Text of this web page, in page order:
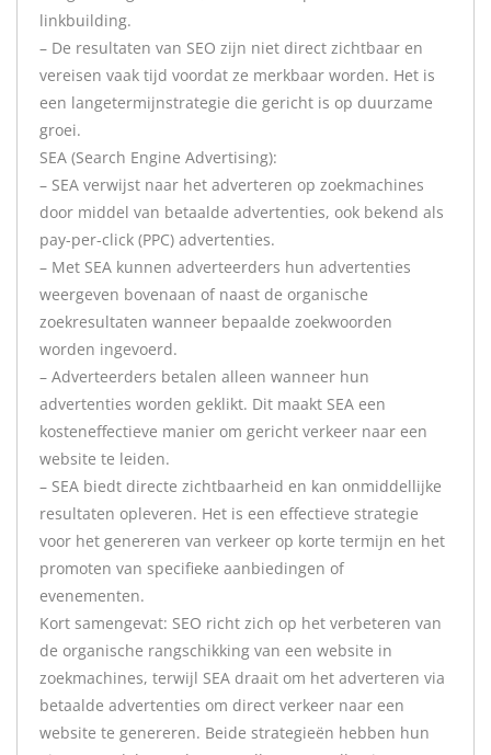
linkbuilding.
– De resultaten van SEO zijn niet direct zichtbaar en
vereisen vaak tijd voordat ze merkbaar worden. Het is
een langetermijnstrategie die gericht is op duurzame
groei.
SEA (Search Engine Advertising):
– SEA verwijst naar het adverteren op zoekmachines
door middel van betaalde advertenties, ook bekend als
pay-per-click (PPC) advertenties.
– Met SEA kunnen adverteerders hun advertenties
weergeven bovenaan of naast de organische
zoekresultaten wanneer bepaalde zoekwoorden
worden ingevoerd.
– Adverteerders betalen alleen wanneer hun
advertenties worden geklikt. Dit maakt SEA een
kosteneffectieve manier om gericht verkeer naar een
website te leiden.
– SEA biedt directe zichtbaarheid en kan onmiddellijke
resultaten opleveren. Het is een effectieve strategie
voor het genereren van verkeer op korte termijn en het
promoten van specifieke aanbiedingen of
evenementen.
Kort samengevat: SEO richt zich op het verbeteren van
de organische rangschikking van een website in
zoekmachines, terwijl SEA draait om het adverteren via
betaalde advertenties om direct verkeer naar een
website te genereren. Beide strategieën hebben hun